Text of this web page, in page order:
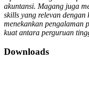
akuntansi. Magang juga
skills yang relevan
menekankan pengalaman
kuat antara perguruan
Downloads